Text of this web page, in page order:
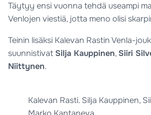
Täytyy ensi vuonna tehdä useampi
Venlojen viestiä, jotta meno olisi
Teinin lisäksi Kalevan Rastin Venla-
suunnistivat Silja Kauppinen, Siiri
Niittynen.
Kalevan Rasti. Silja Kauppinen,